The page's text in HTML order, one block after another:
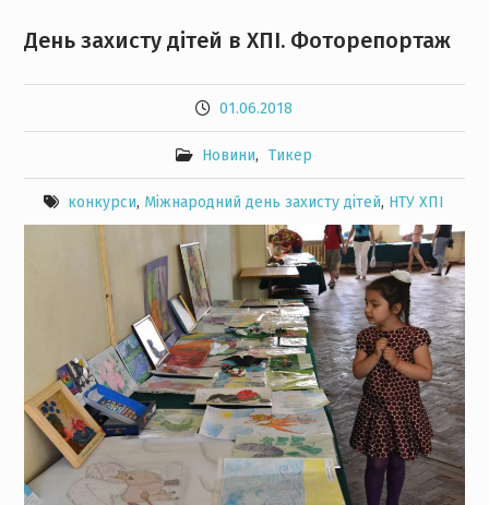
День захисту дітей в ХПІ. Фоторепортаж
01.06.2018
Новини, Тикер
конкурси, Міжнародний день захисту дітей, НТУ ХПІ